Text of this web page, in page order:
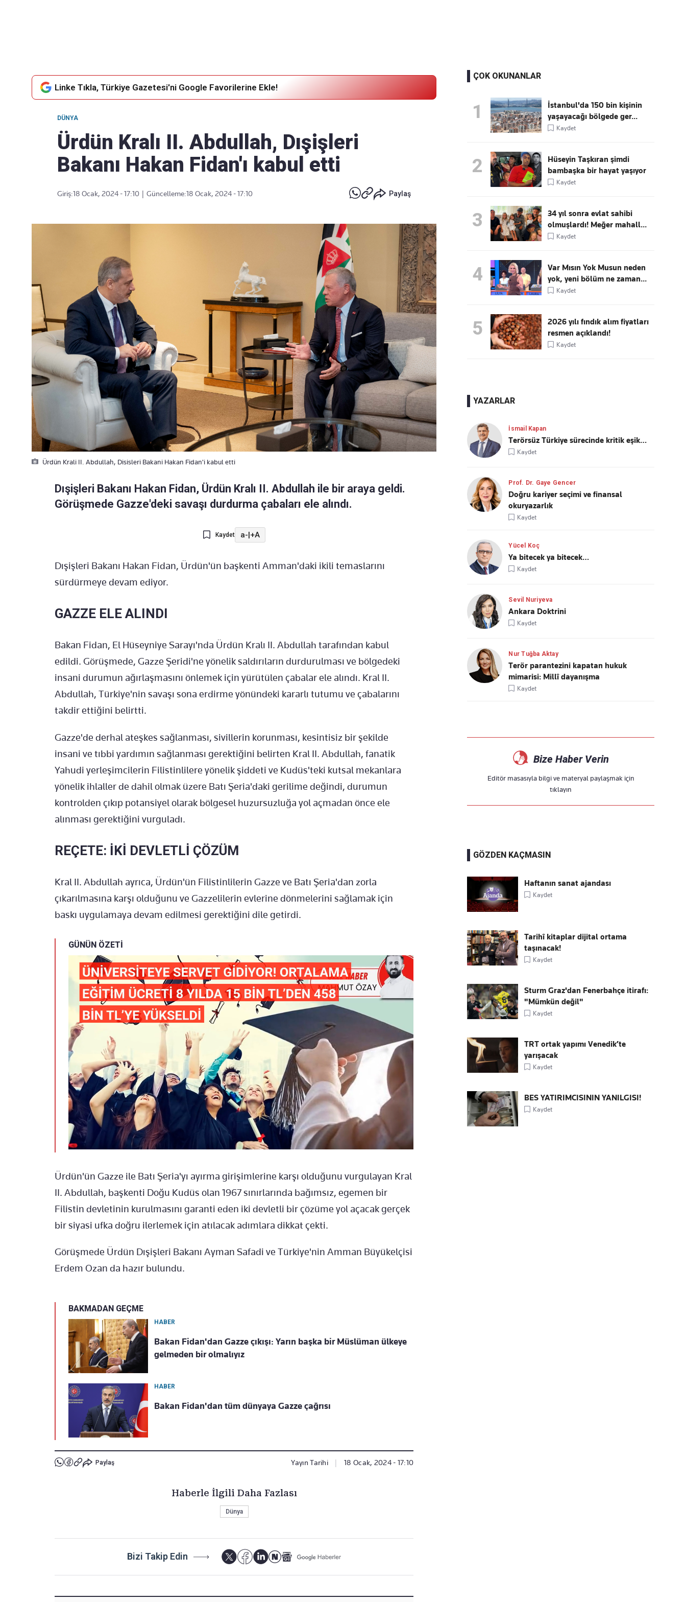
Linke Tıkla, Türkiye Gazetesi'ni Google Favorilerine Ekle!
DÜNYA
Ürdün Kralı II. Abdullah, Dışişleri
Bakanı Hakan Fidan'ı kabul etti
Giriş:18 Ocak, 2024 - 17:10 Güncelleme:18 Ocak, 2024 - 17:10 Paylaş
Ürdün Krali II. Abdullah, Disisleri Bakani Hakan Fidan'i kabul etti
Dışişleri Bakanı Hakan Fidan, Ürdün Kralı II. Abdullah ile bir araya geldi.
Görüşmede Gazze'deki savaşı durdurma çabaları ele alındı.
Kaydet a-|+A
Dışişleri Bakanı Hakan Fidan, Ürdün'ün başkenti Amman'daki ikili temaslarını
sürdürmeye devam ediyor.
GAZZE ELE ALINDI
Bakan Fidan, El Hüseyniye Sarayı'nda Ürdün Kralı II. Abdullah tarafından kabul
edildi. Görüşmede, Gazze Şeridi'ne yönelik saldırıların durdurulması ve bölgedeki
insani durumun ağırlaşmasını önlemek için yürütülen çabalar ele alındı. Kral II.
Abdullah, Türkiye'nin savaşı sona erdirme yönündeki kararlı tutumu ve çabalarını
takdir ettiğini belirtti.
Gazze'de derhal ateşkes sağlanması, sivillerin korunması, kesintisiz bir şekilde
insani ve tıbbi yardımın sağlanması gerektiğini belirten Kral II. Abdullah, fanatik
Yahudi yerleşimcilerin Filistinlilere yönelik şiddeti ve Kudüs'teki kutsal mekanlara
yönelik ihlaller de dahil olmak üzere Batı Şeria'daki gerilime değindi, durumun
kontrolden çıkıp potansiyel olarak bölgesel huzursuzluğa yol açmadan önce ele
alınması gerektiğini vurguladı.
REÇETE: İKİ DEVLETLİ ÇÖZÜM
Kral II. Abdullah ayrıca, Ürdün'ün Filistinlilerin Gazze ve Batı Şeria'dan zorla
çıkarılmasına karşı olduğunu ve Gazzelilerin evlerine dönmelerini sağlamak için
baskı uygulamaya devam edilmesi gerektiğini dile getirdi.
GÜNÜN ÖZETİ
Ürdün'ün Gazze ile Batı Şeria'yı ayırma girişimlerine karşı olduğunu vurgulayan Kral
II. Abdullah, başkenti Doğu Kudüs olan 1967 sınırlarında bağımsız, egemen bir
Filistin devletinin kurulmasını garanti eden iki devletli bir çözüme yol açacak gerçek
bir siyasi ufka doğru ilerlemek için atılacak adımlara dikkat çekti.
Görüşmede Ürdün Dışişleri Bakanı Ayman Safadi ve Türkiye'nin Amman Büyükelçisi
Erdem Ozan da hazır bulundu.
BAKMADAN GEÇME
HABER
Bakan Fidan'dan Gazze çıkışı: Yarın başka bir Müslüman ülkeye
gelmeden bir olmalıyız
HABER
Bakan Fidan'dan tüm dünyaya Gazze çağrısı
Paylaş Yayın Tarihi 18 Ocak, 2024 - 17:10
Haberle İlgili Daha Fazlası
Dünya
Bizi Takip Edin
ÇOK OKUNANLAR
1
İstanbul'da 150 bin kişinin
yaşayacağı bölgede ger...
Kaydet
2
Hüseyin Taşkıran şimdi
bambaşka bir hayat yaşıyor
Kaydet
3
34 yıl sonra evlat sahibi
olmuşlardı! Meğer mahall...
Kaydet
4
Var Mısın Yok Musun neden
yok, yeni bölüm ne zaman...
Kaydet
5
2026 yılı fındık alım fiyatları
resmen açıklandı!
Kaydet
YAZARLAR
İsmail Kapan
Terörsüz Türkiye sürecinde kritik eşik…
Kaydet
Prof. Dr. Gaye Gencer
Doğru kariyer seçimi ve finansal
okuryazarlık
Kaydet
Yücel Koç
Ya bitecek ya bitecek…
Kaydet
Sevil Nuriyeva
Ankara Doktrini
Kaydet
Nur Tuğba Aktay
Terör parantezini kapatan hukuk
mimarisi: Millî dayanışma
Kaydet
Bize Haber Verin
Editör masasıyla bilgi ve materyal paylaşmak için
tıklayın
GÖZDEN KAÇMASIN
Haftanın sanat ajandası
Kaydet
Tarihî kitaplar dijital ortama
taşınacak!
Kaydet
Sturm Graz'dan Fenerbahçe itirafı:
"Mümkün değil"
Kaydet
TRT ortak yapımı Venedik’te
yarışacak
Kaydet
BES YATIRIMCISININ YANILGISI!
Kaydet